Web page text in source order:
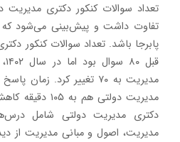
پابرجا باشد. تعداد سوالات کنکور
مدیریت به ۷۰ تغییر کرد.
مدیریت دولتی
دکتری مدیریت دولتی شامل
مدیریت، اصول و مبانی مدیریت از